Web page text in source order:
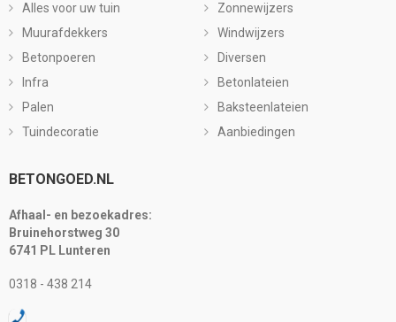
Alles voor uw tuin
Muurafdekkers
Betonpoeren
Infra
Palen
Tuindecoratie
Zonnewijzers
Windwijzers
Diversen
Betonlateien
Baksteenlateien
Aanbiedingen
BETONGOED.NL
Afhaal- en bezoekadres:
Bruinehorstweg 30
6741 PL Lunteren
0318 - 438 214